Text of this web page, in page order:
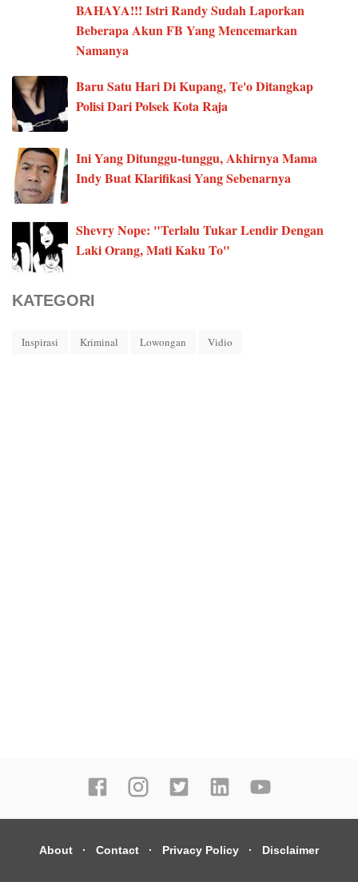
BAHAYA!!! Istri Randy Sudah Laporkan
Beberapa Akun FB Yang Mencemarkan
Namanya
Baru Satu Hari Di Kupang, Te'o Ditangkap
Polisi Dari Polsek Kota Raja
Ini Yang Ditunggu-tunggu, Akhirnya Mama
Indy Buat Klarifikasi Yang Sebenarnya
Shevry Nope: "Terlalu Tukar Lendir Dengan
Laki Orang, Mati Kaku To"
KATEGORI
Inspirasi Kriminal Lowongan Vidio
About Contact Privacy Policy Disclaimer